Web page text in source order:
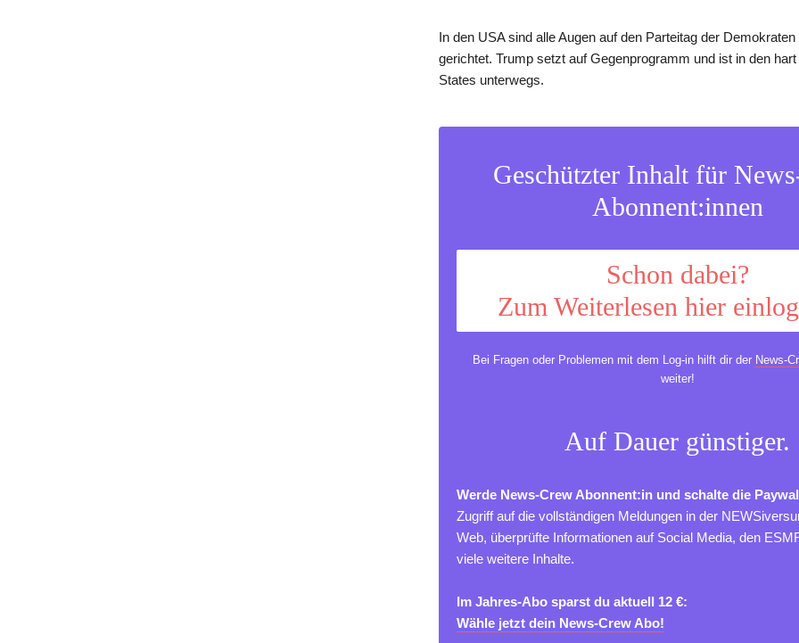
In den USA sind alle Augen auf den Parteitag der
gerichtet. Trump setzt auf Gegenprogramm und ist in den
States unterwegs.
Geschützter Inhalt für
Abonnent:innen
Schon dabei?
Zum Weiterlesen hier
Bei Fragen oder Problemen mit dem Log-in hilft dir der News-
weiter!
Auf Dauer günstiger.
Werde News-Crew Abonnent:in und schalte die
Zugriff auf die vollständigen Meldungen in der
Web, überprüfte Informationen auf Social Media, den
viele weitere Inhalte.
Im Jahres-Abo sparst du aktuell 12 €:
Wähle jetzt dein News-Crew Abo!